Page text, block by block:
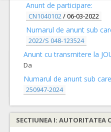
Anunt de participare:
CN1040102/06-03-2022
Numarul de anunt sub
2022/S 048-123524
Anunt cu transmitere la
Da
Numarul de anunt sub
250947-2024
SECTIUNEA I: AUTORITATEA